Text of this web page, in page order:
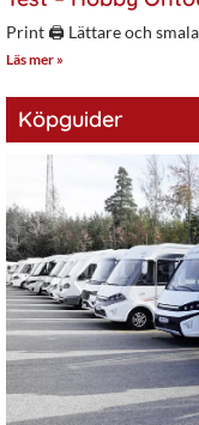
Print 🖨 Lättare och
Läs mer »
Köpguider